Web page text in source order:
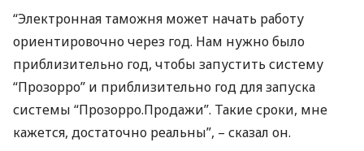
“Электронная таможня может начать работу
ориентировочно через год. Нам нужно было
приблизительно год, чтобы запустить систему
“Прозорро” и приблизительно год для запуска
системы “Прозорро.Продажи”. Такие сроки, мне
кажется, достаточно реальны”, – сказал он.